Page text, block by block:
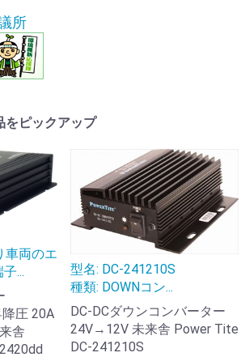
所
をピックアップ
車両のエ
...
圧 20A
舎
型名: DC-241210S
種類: DOWNコン...
DC-DCダウンコンバーター
24V→12V 未来舎 Power Tite
DC-241210S